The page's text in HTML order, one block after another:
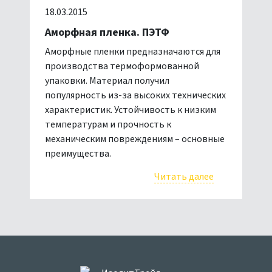
18.03.2015
Аморфная пленка. ПЭТФ
Аморфные пленки предназначаются для
производства термоформованной
упаковки. Материал получил
популярность из-за высоких технических
характеристик. Устойчивость к низким
температурам и прочность к
механическим повреждениям – основные
преимущества.
Читать далее